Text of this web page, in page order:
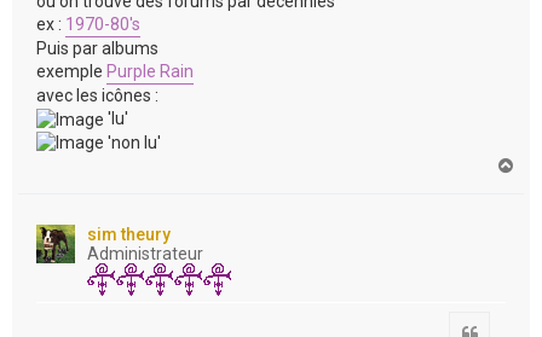
ex : 1970-80's
Puis par albums
exemple Purple Rain
avec les icônes :
'lu'
'non lu'
sim theury
Administrateur